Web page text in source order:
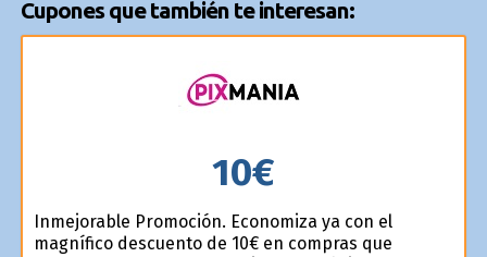
Cupones que también te interesan:
10€
Inmejorable Promoción. Economiza ya con el
magnífico descuento de 10€ en compras que